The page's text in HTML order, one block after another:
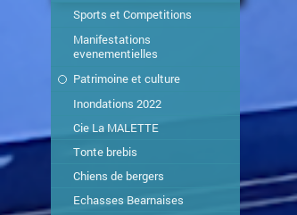
Sports et Competitions
Manifestations
evenementielles
Patrimoine et culture
Inondations 2022
Cie La MALETTE
Tonte brebis
Chiens de bergers
Echasses Bearnaises